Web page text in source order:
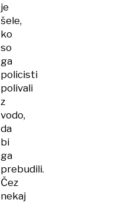
je
šele,
ko
so
ga
policisti
polivali
z
vodo,
da
bi
ga
prebudili.
Čez
nekaj